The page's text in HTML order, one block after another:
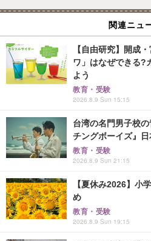
関連ニュ
【自由研究】開成
ワ」はなぜできる?
よう
教育・受験
2026.8.9 Sun 15:15
台湾の名門男子校
チングボーイズ』
教育・受験
2026.8.9 Sun 21:15
【夏休み2026】小
め
教育・受験
2026.8.9 Sun 19:15